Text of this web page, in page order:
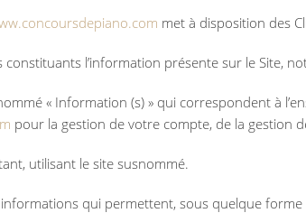
met à disposition des
constituants l’information présente sur le Site,
« Information (s) » qui correspondent à
pour la gestion de votre compte, de la gestion
utilisant le site susnommé.
informations qui permettent, sous quelque